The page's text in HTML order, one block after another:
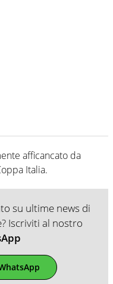
afficancato da
Italia.
su ultime news di
Iscriviti al nostro